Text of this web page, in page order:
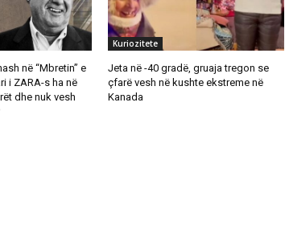
në “Mbretin” e
i ZARA-s ha në
dhe nuk vesh
Kuriozitete
Jeta në -40 gradë, gruaja tregon se
çfarë vesh në kushte ekstreme në
Kanada